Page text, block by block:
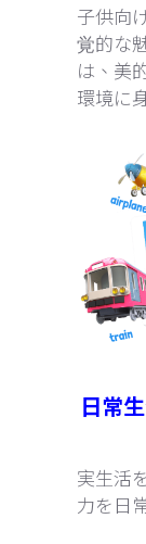
子供向
覚的な
は、美
環境に
日常
実生活
力を日